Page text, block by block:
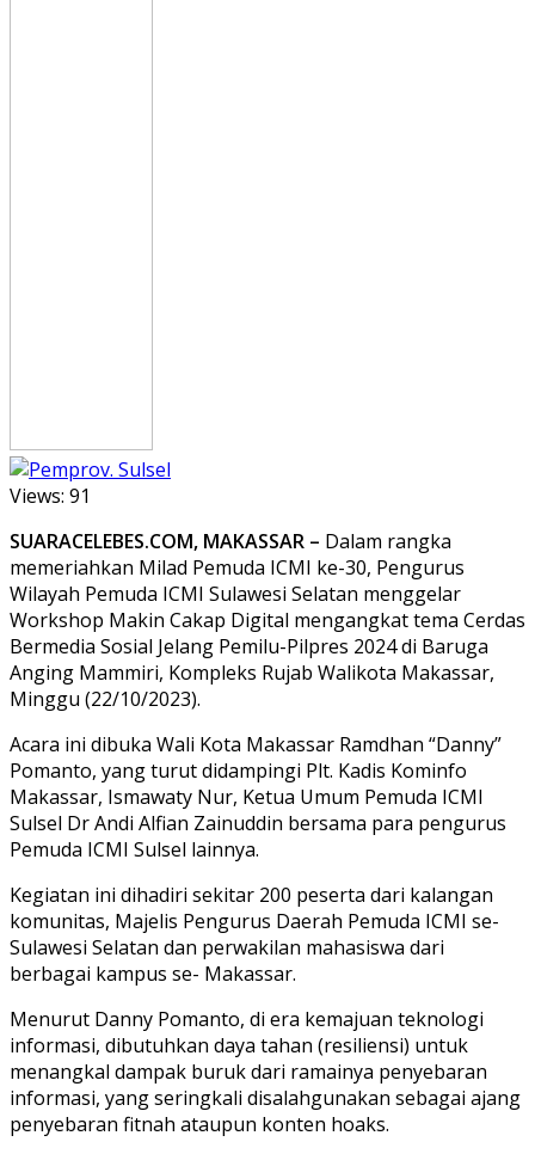
Views: 91
SUARACELEBES.COM, MAKASSAR – Dalam rangka
memeriahkan Milad Pemuda ICMI ke-30, Pengurus
Wilayah Pemuda ICMI Sulawesi Selatan menggelar
Workshop Makin Cakap Digital mengangkat tema Cerdas
Bermedia Sosial Jelang Pemilu-Pilpres 2024 di Baruga
Anging Mammiri, Kompleks Rujab Walikota Makassar,
Minggu (22/10/2023).
Acara ini dibuka Wali Kota Makassar Ramdhan “Danny”
Pomanto, yang turut didampingi Plt. Kadis Kominfo
Makassar, Ismawaty Nur, Ketua Umum Pemuda ICMI
Sulsel Dr Andi Alfian Zainuddin bersama para pengurus
Pemuda ICMI Sulsel lainnya.
Kegiatan ini dihadiri sekitar 200 peserta dari kalangan
komunitas, Majelis Pengurus Daerah Pemuda ICMI se-
Sulawesi Selatan dan perwakilan mahasiswa dari
berbagai kampus se- Makassar.
Menurut Danny Pomanto, di era kemajuan teknologi
informasi, dibutuhkan daya tahan (resiliensi) untuk
menangkal dampak buruk dari ramainya penyebaran
informasi, yang seringkali disalahgunakan sebagai ajang
penyebaran fitnah ataupun konten hoaks.